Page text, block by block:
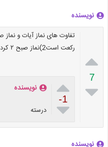
نویسنده

7

رکعت است2)نماز صبح ۲ کرده و نماز آیات ۱۰ رکعت دارد

-1

نویسنده
درسته
نویسنده